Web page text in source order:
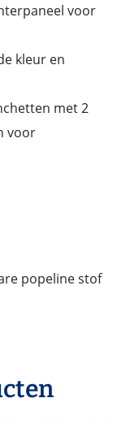
voor
kleur en
met 2
voor
popeline stof